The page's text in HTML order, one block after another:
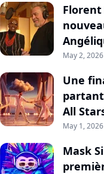
Florent
May 2, 2026
Une
All
May 1, 2026
Mask